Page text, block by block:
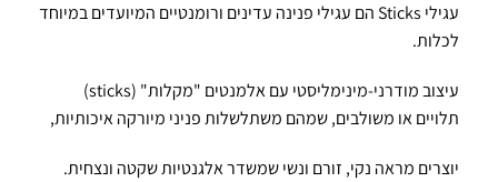
עגילי Sticks הם עגילי פנינה עדינים ורומנטיים המיועדים במיוחד
לכלות.
עיצוב מודרני-מינימליסטי עם אלמנטים "מקלות" (sticks)
תלויים או משולבים, שמהם משתלשלות פניני מיורקה איכותיות,
יוצרים מראה נקי, זורם ונשי שמשדר אלגנטיות שקטה ונצחית.